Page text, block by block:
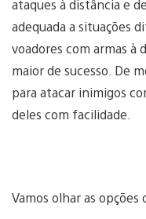
ataques à distância e
adequada a situações
voadores com armas à
maior de sucesso. De
para atacar inimigos
deles com facilidade.
Vamos olhar as